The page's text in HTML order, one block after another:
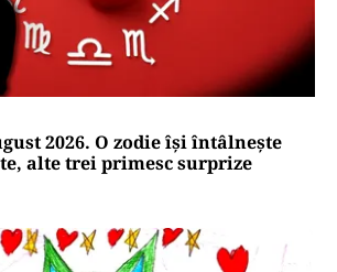
2026. O zodie își întâlnește
alte trei primesc surprize